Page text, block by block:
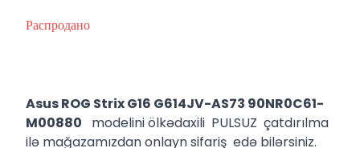
Распродано
Asus ROG Strix G16 G614JV-AS73 90NR0C61-
M00880 modelini ölkədaxili PULSUZ çatdırılma
ilə mağazamızdan onlayn sifariş edə bilərsiniz.